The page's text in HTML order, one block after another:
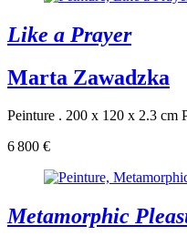
Like a Prayer
Marta Zawadzka
Peinture . 200 x 120 x 2.3 cm
6 800 €
Metamorphic